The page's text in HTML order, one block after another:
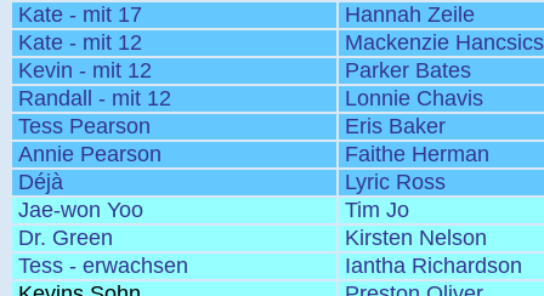
Kate - mit 17
Hannah Zeile
Kate - mit 12
Mackenzie
Kevin - mit 12
Parker Bates
Randall - mit 12
Lonnie Chavis
Tess Pearson
Eris Baker
Annie Pearson
Faithe Herman
Déjà
Lyric Ross
Jae-won Yoo
Tim Jo
Dr. Green
Kirsten Nelson
Tess - erwachsen
Iantha Richardson